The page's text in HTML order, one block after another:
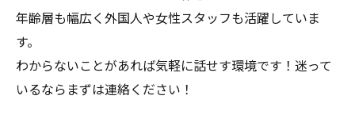
年齢層も幅広く外国人や女性スタッフも活躍していま
す。
わからないことがあれば気軽に話せす環境です！迷って
いるならまずは連絡ください！